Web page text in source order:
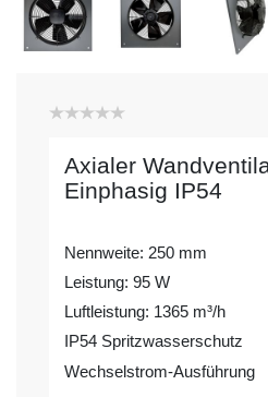
Axialer
Einphasig IP54
Nennweite: 250 mm
Leistung: 95 W
Luftleistung: 1365 m³/h
IP54 Spritzwasserschutz
Wechselstrom-Ausführung